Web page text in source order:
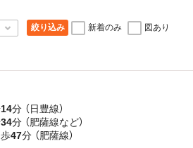
絞り込み 新着のみ 図あり
14分 （日豊線）
34分 （肥薩線など）
47分 （肥薩線）